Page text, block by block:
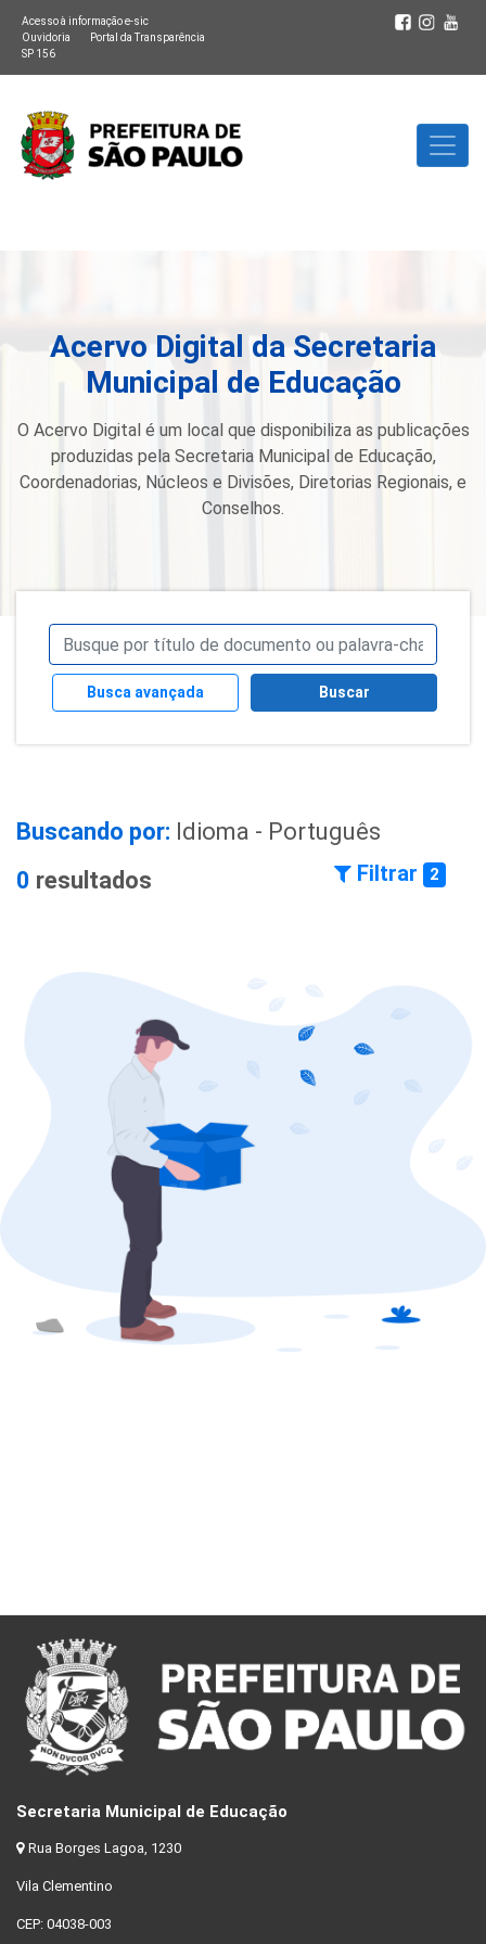
Acesso à informação e-sic
Ouvidoria
Portal da Transparência
SP 156
Acervo Digital da Secretaria
Municipal de Educação
O Acervo Digital é um local que disponibiliza as publicações
produzidas pela Secretaria Municipal de Educação,
Coordenadorias, Núcleos e Divisões, Diretorias Regionais, e
Conselhos.
Busca avançada Buscar
Buscando por: Idioma - Português
0 resultados Filtrar 2
Secretaria Municipal de Educação
Rua Borges Lagoa, 1230
Vila Clementino
CEP: 04038-003